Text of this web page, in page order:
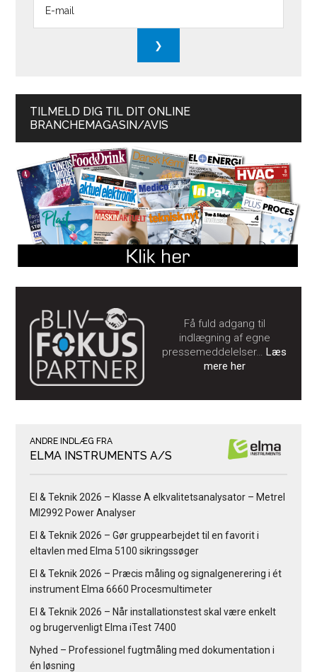
TILMELD DIG TIL DIT ONLINE
BRANCHEMAGASIN/AVIS
Få fuld adgang til
indlægning af egne
pressemeddelelser…Læs
mere her
ANDRE INDLÆG FRA
ELMA INSTRUMENTS A/S
El & Teknik 2026 – Klasse A elkvalitetsanalysator – Metrel
MI2992 Power Analyser
El & Teknik 2026 – Gør gruppearbejdet til en favorit i
eltavlen med Elma 5100 sikringssøger
El & Teknik 2026 – Præcis måling og signalgenerering i ét
instrument Elma 6660 Procesmultimeter
El & Teknik 2026 – Når installationstest skal være enkelt
og brugervenligt Elma iTest 7400
Nyhed – Professionel fugtmåling med dokumentation i
én løsning